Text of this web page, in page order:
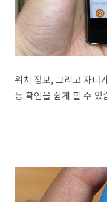
위치 정보, 그리고 자녀
등 확인을 쉽게 할 수 있